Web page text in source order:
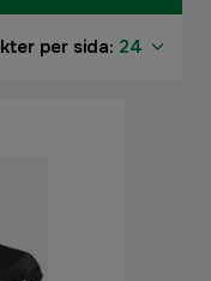
per sida: 24